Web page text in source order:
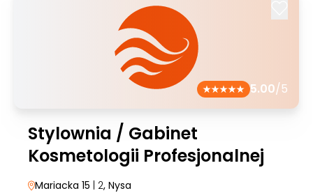
5.00/5
Stylownia / Gabinet
Kosmetologii Profesjonalnej
Mariacka 15 | 2, Nysa